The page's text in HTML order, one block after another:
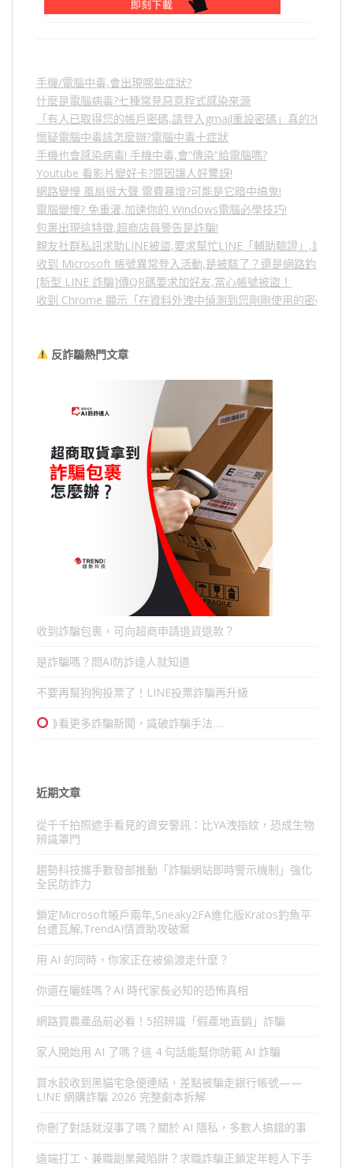
手機/電腦中毒,會出現哪些症狀?
什麼是電腦病毒?七種常見惡意程式感染來源
「有人已取得您的帳戶密碼,請登入gmail重設密碼」真的?假的?5
懷疑電腦中毒該怎麼辦?電腦中毒十症狀
手機也會感染病毒! 手機中毒,會”傳染”給電腦嗎?
Youtube 看影片變好卡?原因讓人好驚訝!
網路變慢 風扇很大聲 電費暴增?可能是它暗中搞鬼!
電腦變慢? 免重灌,加速你的 Windows電腦必學技巧!
包裹出現這特徵,超商店員警告是詐騙!
親友社群私訊求助LINE被盜,要求幫忙LINE「輔助驗證」,詐騙
收到 Microsoft 帳號異常登入活動,是被駭了？還是網路釣魚？
[新型 LINE 詐騙]傳QR碼要求加好友,當心帳號被盜！
收到 Chrome 顯示「在資料外洩中偵測到您剛剛使用的密碼」
反詐騙熱門文章
收到詐騙包裹，可向超商申請退貨退款？
是詐騙嗎？問AI防詐達人就知道
不要再幫狗狗投票了！LINE投票詐騙再升級
⟫看更多詐騙新聞，識破詐騙手法….
近期文章
從千千拍照遮手看見的資安警訊：比YA洩指紋，恐成生物
辨識罩門
趨勢科技攜手數發部推動「詐騙網站即時警示機制」強化
全民防詐力
鎖定Microsoft帳戶兩年,Sneaky2FA進化版Kratos釣魚平
台遭瓦解,TrendAI情資助攻破案
用 AI 的同時，你家正在被偷渡走什麼？
你還在曬娃嗎？AI 時代家長必知的恐怖真相
網路買農產品前必看！5招辨識「假產地直銷」詐騙
家人開始用 AI 了嗎？這 4 句話能幫你防範 AI 詐騙
買水餃收到黑貓宅急便連結，差點被騙走銀行帳號——
LINE 網購詐騙 2026 完整劇本拆解
你刪了對話就沒事了嗎？關於 AI 隱私，多數人搞錯的事
遠端打工、兼職副業藏陷阱？求職詐騙正鎖定年輕人下手